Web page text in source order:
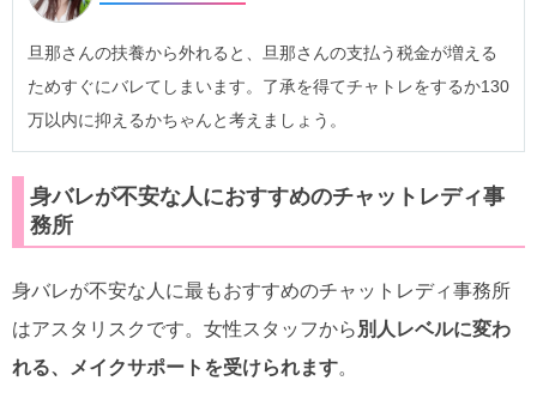
旦那さんの扶養から外れると、旦那さんの支払う税金が増える
ためすぐにバレてしまいます。了承を得てチャトレをするか130
万以内に抑えるかちゃんと考えましょう。
身バレが不安な人におすすめのチャットレディ事
務所
身バレが不安な人に最もおすすめのチャットレディ事務所
はアスタリスクです。女性スタッフから 別人レベルに変わ
れる、メイクサポートを受けられます。